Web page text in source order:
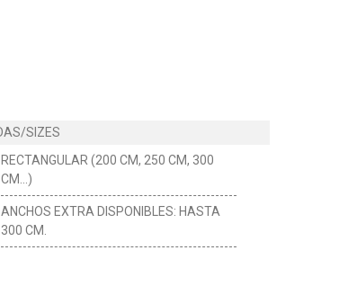
RECTANGULAR (200 CM, 250 CM, 300
CM...)
ANCHOS EXTRA DISPONIBLES: HASTA
300 CM.